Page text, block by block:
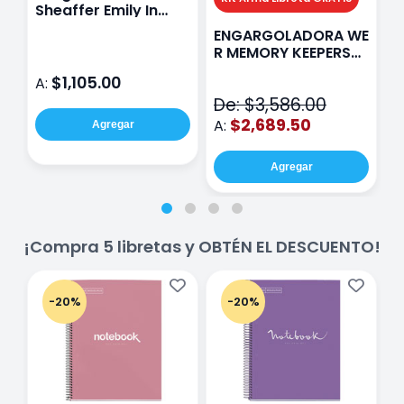
Sheaffer Emily In
A: $1,105.00
Agregar
ENGARGOLADORA WE
R MEMORY KEEPERS
De: $3,586.00
A: $2,689.50
Agregar
¡Compra 5 libretas y OBTÉN EL DESCUENTO!
-20% -20%